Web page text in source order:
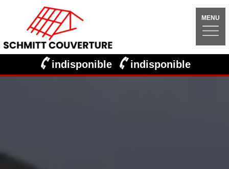
MENU
indisponible indisponible